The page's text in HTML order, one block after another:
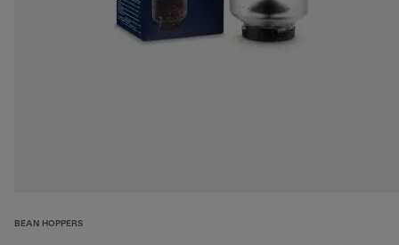
BEAN HOPPERS